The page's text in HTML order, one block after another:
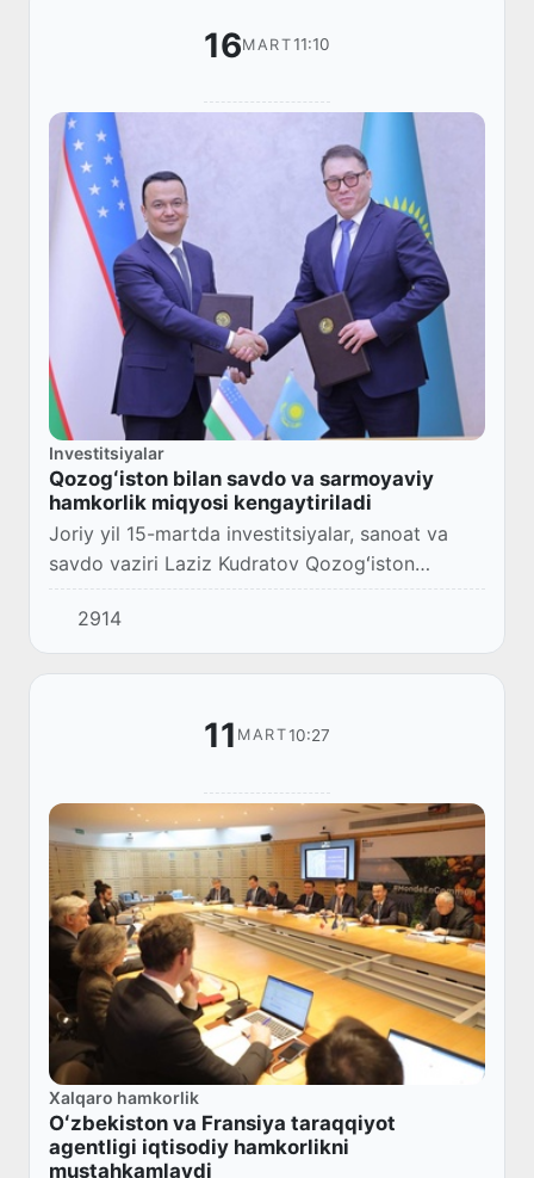
16MART11:10
Investitsiyalar
Qozogʻiston bilan savdo va sarmoyaviy
hamkorlik miqyosi kengaytiriladi
Joriy yil 15-martda investitsiyalar, sanoat va
savdo vaziri Laziz Kudratov Qozogʻiston
Respublikasi Savdo va integratsiya vaziri Arman
Shakkaliyev bilan muzokaralar oʻtkazdi.
2914
11 MART10:27
Xalqaro hamkorlik
Oʻzbekiston va Fransiya taraqqiyot
agentligi iqtisodiy hamkorlikni
mustahkamlaydi